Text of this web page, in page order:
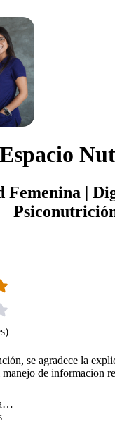
Espacio
Femenina |
)
se agradece la
de informacion
que tengo